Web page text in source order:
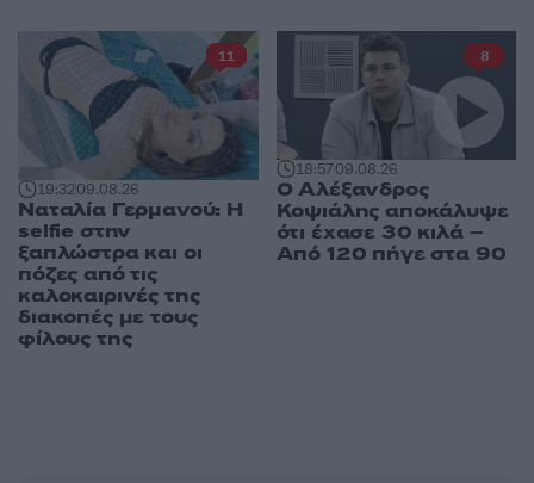
19:3209.08.26
Ναταλία Γερμανού: Η
selfie στην
ξαπλώστρα και οι
πόζες από τις
καλοκαιρινές της
διακοπές με τους
φίλους της
11
18:5709.08.26
Ο Αλέξανδρος
Κοψιάλης αποκάλυψε
ότι έχασε 30 κιλά –
Από 120 πήγε στα 90
8